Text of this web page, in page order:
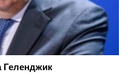
Геленджик